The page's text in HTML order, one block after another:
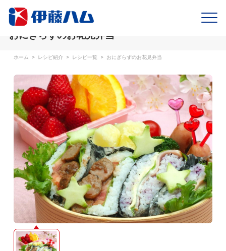
おにぎらずのお花見弁当
ホーム > レシピ紹介 > レシピ一覧 > おにぎらずのお花見弁当